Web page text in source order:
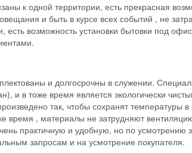
к одной территории, есть прекрасная
и быть в курсе всех событий , не
возможность установки бытовки под
и долгосрочны в служении.
и в тоже время является экологически
так, чтобы сохранят температуры
время , материалы не затрудняют
практичную и удобную, но по усмотрению
запросам и на усмотрение покупателя.